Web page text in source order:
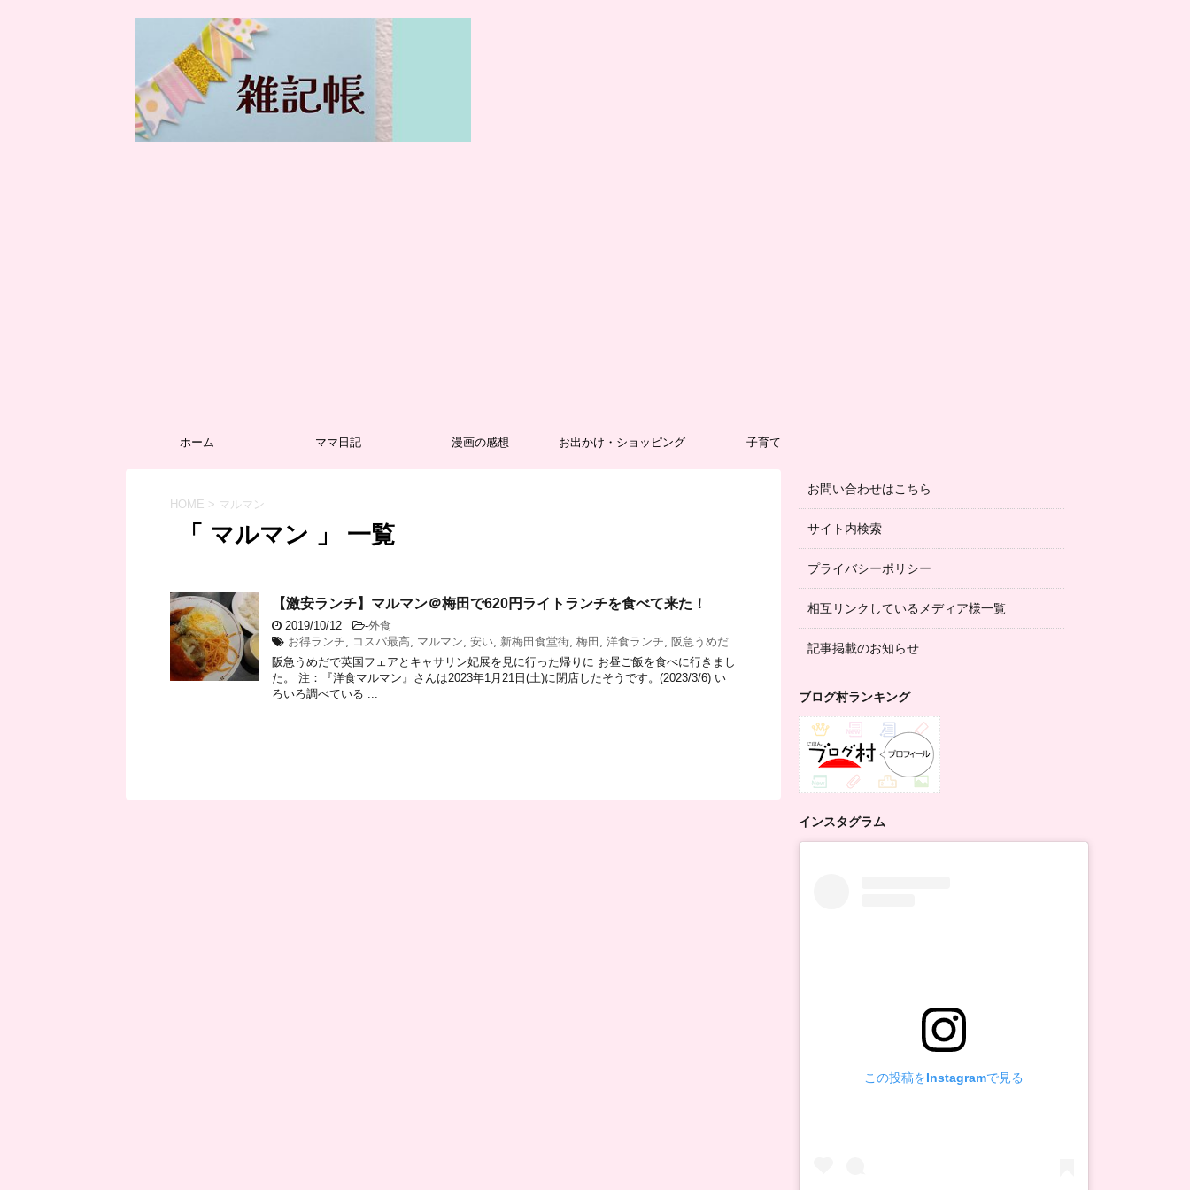
ホーム ママ日記 漫画の感想 お出かけ・ショッピング 子育て
HOME > マルマン
「 マルマン 」 一覧
【激安ランチ】マルマン＠梅田で620円ライトランチを食べて来た！
2019/10/12 -外食
お得ランチ
コスパ最高 マルマン 安い 新梅田食堂街 梅田 洋食ランチ 阪急うめだ
阪急うめだで英国フェアとキャサリン妃展を見に行った帰りに お昼ご飯を食べに行きまし
た。 注：『洋食マルマン』さんは2023年1月21日(土)に閉店したそうです。(2023/3/6) い
ろいろ調べている ...
お問い合わせはこちら
サイト内検索
プライバシーポリシー
相互リンクしているメディア様一覧
記事掲載のお知らせ
ブログ村ランキング
インスタグラム
この投稿をInstagramで見る